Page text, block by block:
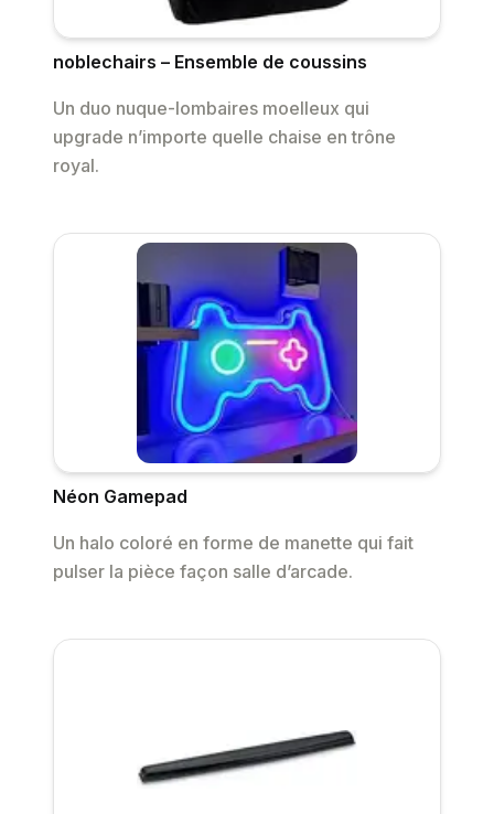
noblechairs – Ensemble de coussins
Un duo nuque-lombaires moelleux qui
upgrade n’importe quelle chaise en trône
royal.
Néon Gamepad
Un halo coloré en forme de manette qui fait
pulser la pièce façon salle d’arcade.